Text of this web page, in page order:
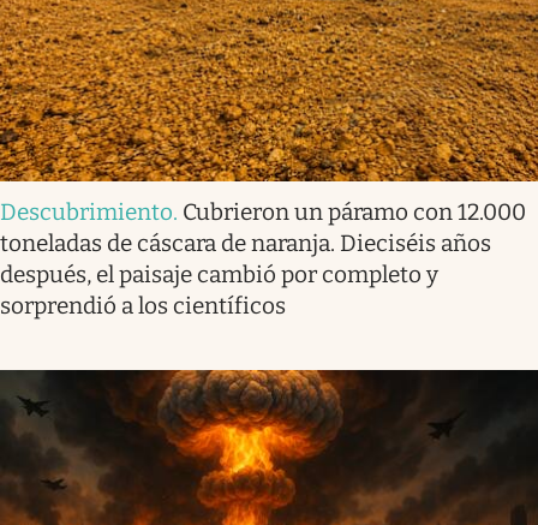
Descubrimiento. Cubrieron un páramo con 12.000
toneladas de cáscara de naranja. Dieciséis años
después, el paisaje cambió por completo y
sorprendió a los científicos